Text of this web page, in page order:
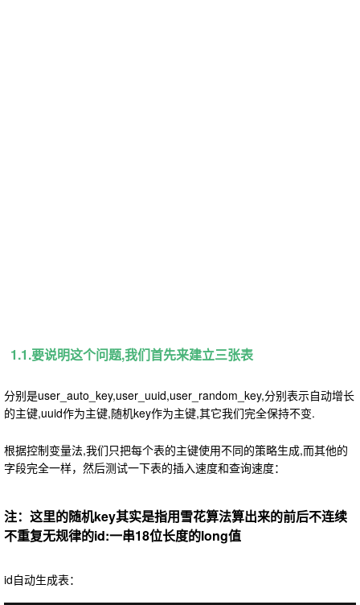
1.1.要说明这个问题,我们首先来建立三张表
分别是user_auto_key,user_uuid,user_random_key,分别表示自动增长
的主键,uuid作为主键,随机key作为主键,其它我们完全保持不变.
根据控制变量法,我们只把每个表的主键使用不同的策略生成,而其他的
字段完全一样，然后测试一下表的插入速度和查询速度：
注：这里的随机key其实是指用雪花算法算出来的前后不连续
不重复无规律的id:一串18位长度的long值
id自动生成表：